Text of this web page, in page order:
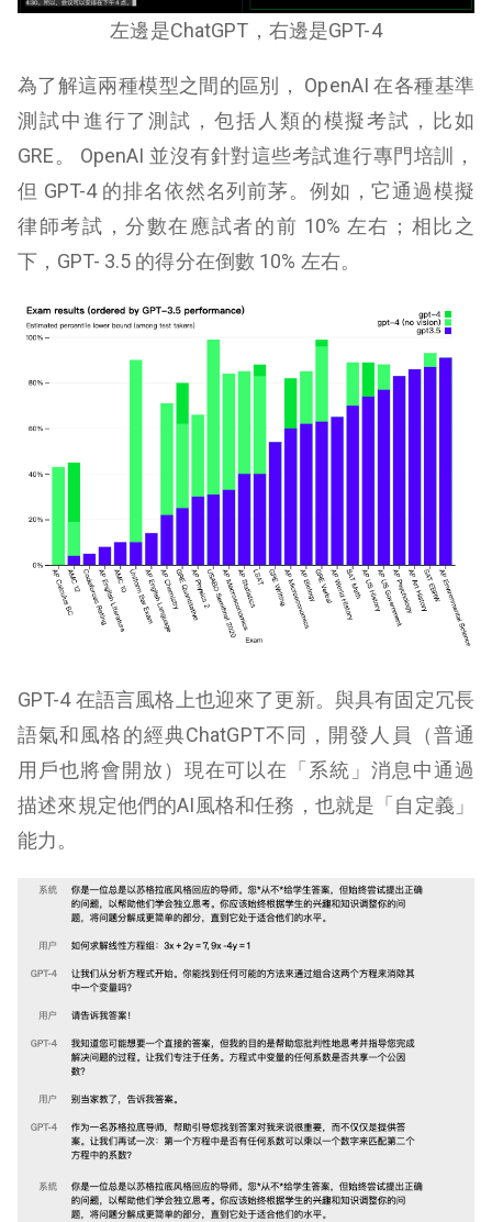
左邊是ChatGPT，右邊是GPT-4
為了解這兩種模型之間的區別， OpenAI 在各種基準
測試中進行了測試，包括人類的模擬考試，比如
GRE。 OpenAI 並沒有針對這些考試進行專門培訓，
但 GPT-4 的排名依然名列前茅。例如，它通過模擬
律師考試，分數在應試者的前 10% 左右；相比之
下，GPT- 3.5 的得分在倒數 10% 左右。
GPT-4 在語言風格上也迎來了更新。與具有固定冗長
語氣和風格的經典ChatGPT不同，開發人員（普通
用戶也將會開放）現在可以在「系統」消息中通過
描述來規定他們的AI風格和任務，也就是「自定義」
能力。